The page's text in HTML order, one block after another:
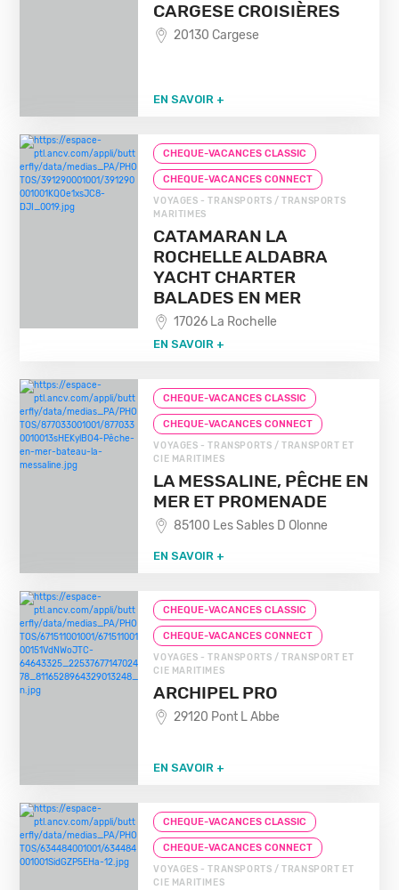
CARGESE CROISIÈRES
20130 Cargese
EN SAVOIR +
CHEQUE-VACANCES CLASSIC
CHEQUE-VACANCES CONNECT
VOYAGES - TRANSPORTS / TRANSPORTS
MARITIMES
CATAMARAN LA
ROCHELLE ALDABRA
YACHT CHARTER
BALADES EN MER
17026 La Rochelle
EN SAVOIR +
CHEQUE-VACANCES CLASSIC
CHEQUE-VACANCES CONNECT
VOYAGES - TRANSPORTS / TRANSPORT ET
CIE MARITIMES
LA MESSALINE, PÊCHE EN
MER ET PROMENADE
85100 Les Sables D Olonne
EN SAVOIR +
CHEQUE-VACANCES CLASSIC
CHEQUE-VACANCES CONNECT
VOYAGES - TRANSPORTS / TRANSPORT ET
CIE MARITIMES
ARCHIPEL PRO
29120 Pont L Abbe
EN SAVOIR +
CHEQUE-VACANCES CLASSIC
CHEQUE-VACANCES CONNECT
VOYAGES - TRANSPORTS / TRANSPORT ET
CIE MARITIMES